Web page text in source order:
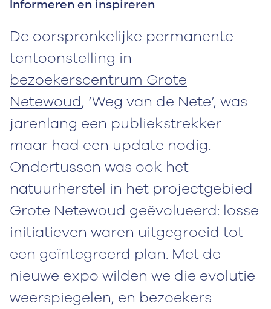
Informeren en inspireren
De oorspronkelijke permanente
tentoonstelling in
bezoekerscentrum Grote
Netewoud, ‘Weg van de Nete’, was
jarenlang een publiekstrekker
maar had een update nodig.
Ondertussen was ook het
natuurherstel in het projectgebied
Grote Netewoud geëvolueerd: losse
initiatieven waren uitgegroeid tot
een geïntegreerd plan. Met de
nieuwe expo wilden we die evolutie
weerspiegelen, en bezoekers